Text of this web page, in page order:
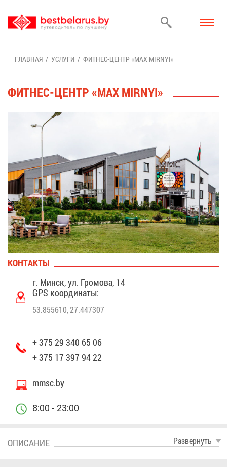
ГЛАВ­НАЯ УСЛУ­ГИ ФИТ­НЕС-ЦЕНТР «MAX MIRNYI»
ФИТ­НЕС-ЦЕНТР «MAX MIRNYI»
КОН­ТАК­ТЫ
г. Минск, ул. Гро­мо­ва, 14
GPS ко­ор­ди­на­ты:
53.855610, 27.447307
+ 375 29 340 65 06
+ 375 17 397 94 22
mmsc.by
8:00 - 23:00
Раз­вер­нуть
ОПИ­СА­НИЕ